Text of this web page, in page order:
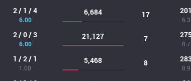
2 / 1 / 4
6.00
6,684 17 201
6.3
2 / 0 / 3
6.00
21,127 7
8.7
1 / 2 / 1
1.00
5,468 8
8.9